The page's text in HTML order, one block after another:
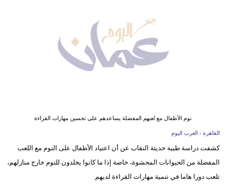
وتكنولوجيا
نوم الأطفال مع لعبهم المفضلة يساعدهم على تحسين مهارات القراءة
القاهرة - العرب اليوم
كشفت دراسة طبية حديثة النقاب عن أن اعتياد الأطفال على النوم مع اللعب
المفضلة من الحيوانات المحشوة، خاصة إذا ما كانوا يخلدون للنوم خارج منازلهم،
تلعب دورا هاما في تنمية مهارات القراءة لديهم.